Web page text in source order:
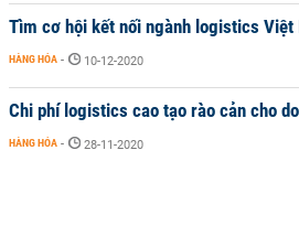
Tìm cơ hội kết nối ngành logistics Việt
HÀNG HÓA - 10-12-2020
Chi phí logistics cao tạo rào cản cho
HÀNG HÓA - 28-11-2020